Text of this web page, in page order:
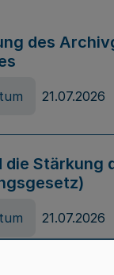
des
21.07.2026
Stärkung
21.07.2026